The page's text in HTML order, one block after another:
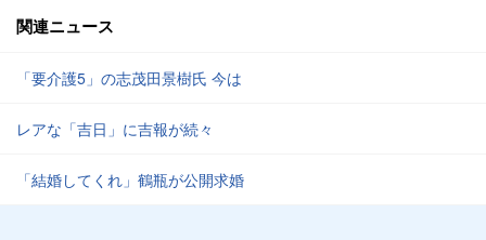
関連ニュース
「要介護5」の志茂田景樹氏 今は
レアな「吉日」に吉報が続々
「結婚してくれ」鶴瓶が公開求婚